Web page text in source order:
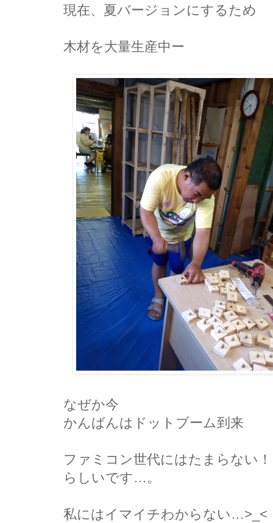
現在、夏バージョンにするため
木材を大量生産中ー
なぜか今
かんばんはドットブーム到来
ファミコン世代にはたまらない！
らしいです…。
私にはイマイチわからない…>_<